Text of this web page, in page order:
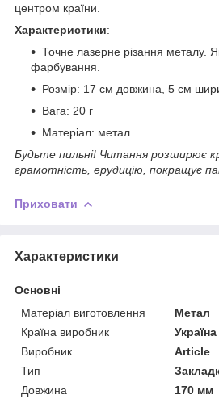
центром країни.
Характеристики:
Точне лазерне різання металу.
фарбування.
Розмір: 17 см довжина, 5 см
Вага: 20 г
Матеріал: метал
Будьте пильні! Читання розширює
грамотність, ерудицію, покращує
Приховати
Характеристики
Основні
Матеріал виготовлення
Метал
Країна виробник
Україна
Виробник
Article
Тип
Довжина
170 мм